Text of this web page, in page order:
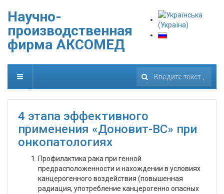
Научно-
производственная
фирма АКСОМЕД
222
4 этапа эффективного
применения «Доновит-ВС» при
онкопатологиях
Профилактика рака при генной
предрасположенности и нахождении в условиях
канцерогенного воздействия (повышенная
радиация, употребление канцерогенно опасных